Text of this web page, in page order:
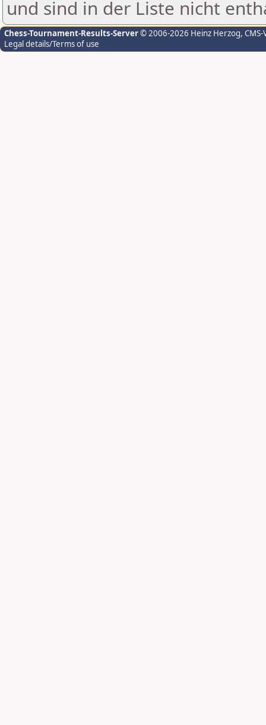
und sind in der Liste nicht
Chess-Tournament-Results-Server© 2006-2026 Heinz Herzog,
Legal details/Terms of use